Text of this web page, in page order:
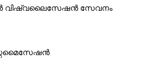
വിഷ്വലൈസേഷൻ സേവനം